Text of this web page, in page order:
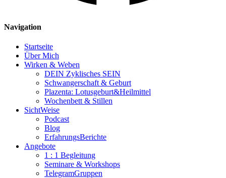
Navigation
Startseite
Über Mich
Wirken & Weben
DEIN Zyklisches SEIN
Schwangerschaft & Geburt
Plazenta: Lotusgeburt&Heilmittel
Wochenbett & Stillen
SichtWeise
Podcast
Blog
ErfahrungsBerichte
Angebote
1 : 1 Begleitung
Seminare & Workshops
TelegramGruppen